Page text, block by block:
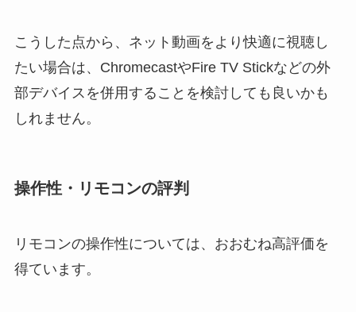
こうした点から、ネット動画をより快適に視聴し
たい場合は、ChromecastやFire TV Stickなどの外
部デバイスを併用することを検討しても良いかも
しれません。
操作性・リモコンの評判
リモコンの操作性については、おおむね高評価を
得ています。